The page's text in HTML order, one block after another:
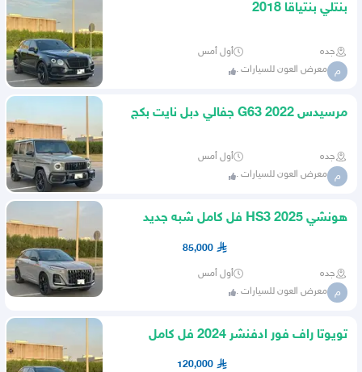
بنتلي بنتياقا 2018
جده أول أمس
م معرض العون للسيارات .
مرسيدس G63 2022 جفالي دبل نايت بكج
جده أول أمس
م معرض العون للسيارات .
هونشي HS3 2025 فل كامل شبه جديد
85,000
جده أول أمس
م معرض العون للسيارات .
تويوتا راف فور ادفنشر 2024 فل كامل
120,000